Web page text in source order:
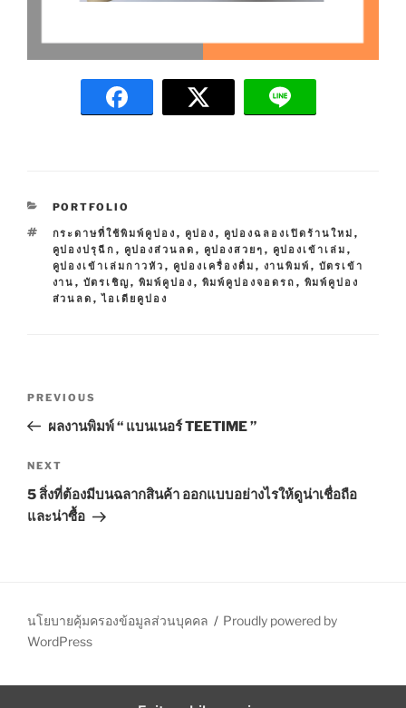
C
T
E
G
O
R
PORTFOLIO
T
A
G
S
กระดาษที่ใช้พิมพ์คูปอง , คูปอง , คูปองฉลองเปิดร้านใหม่ ,
คูปองปรุฉีก , คูปองส่วนลด , คูปองสวยๆ , คูปองเข้าเล่ม ,
คูปองเข้าเล่มกาวหัว , คูปองเครื่องดื่ม , งานพิมพ์ , บัตรเข้า
งาน , บัตรเชิญ, พิมพ์คูปอง , พิมพ์คูปองจอดรถ , พิมพ์คูปอง
ส่วนลด ,ไอเดียคูปอง
s
t
n
a
a
t
o
P
r
v
i
o
s
t
PREVIOUS
ผลงานพิมพ์ “ แบนเนอร์ TEETIME ”
N
e
x
t
NEXT
5 สิ่งที่ต้องมีบนฉลากสินค้า ออกแบบอย่างไรให้ดูน่าเชื่อถือ
และน่าซื้อ
นโยบายคุ้มครองข้อมูลส่วนบุคคล
Proudly powered by
WordPress